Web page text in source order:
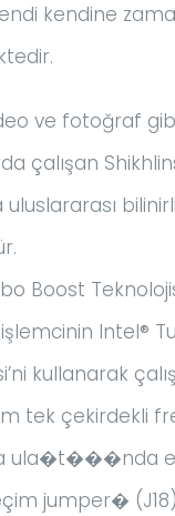
kendine
ve fotoğraf
çalışan
Boost
işlemcinin Intel®
kullanarak
tek çekirdekli
ula�t���nda
jumper� (J18)